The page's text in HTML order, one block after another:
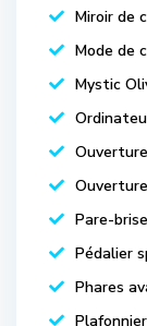
Miroir de
Mode de
Mystic
Pare-
Pédalier
Phares